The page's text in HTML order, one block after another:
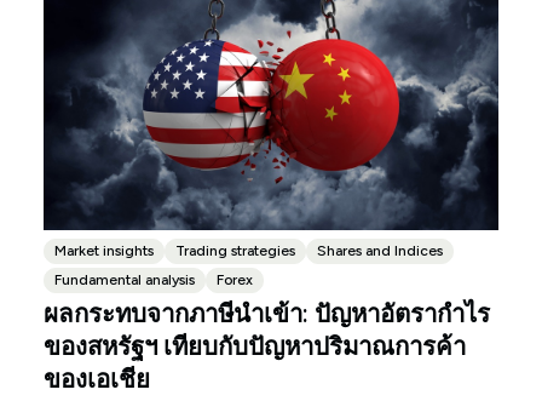
Market insights Trading strategies
Shares and Indices
Fundamental analysis
Forex
ผลกระทบจากภาษีนำเข้า: ปัญหาอัตรากำไร
ของสหรัฐฯ เทียบกับปัญหาปริมาณการค้า
ของเอเชีย